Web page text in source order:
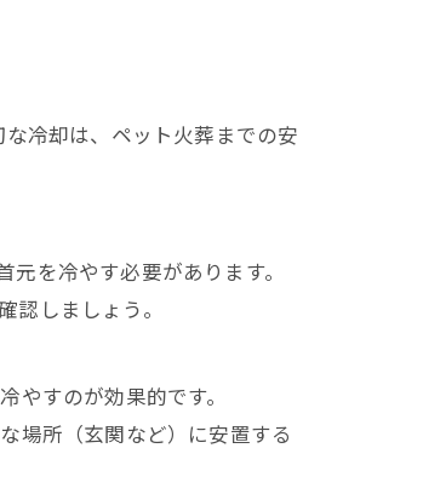
冷却は、ペット火葬までの安
を冷やす必要があります。
しましょう。
すのが効果的です。
場所（玄関など）に安置する